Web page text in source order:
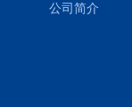
公司简介